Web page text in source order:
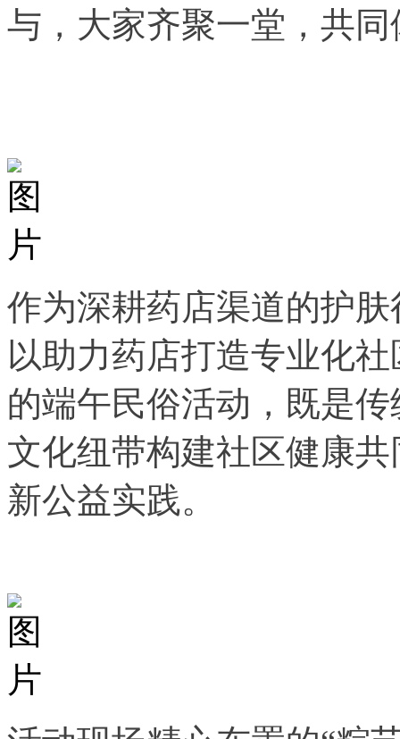
与，大家齐聚一堂，共
作为深耕药店渠道的护
以助力药店打造专业化
的端午民俗活动，既是
文化纽带构建社区健康
新公益实践。